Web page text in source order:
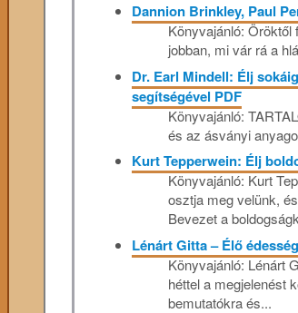
Dannion Brinkley, Paul
Könyvajánló: Öröktől
jobban, mi vár rá a
Dr. Earl Mindell: Élj
segítségével PDF
Könyvajánló:
és az ásványi
Kurt Tepperwein: Élj
Könyvajánló: Kurt
osztja meg velünk,
Bevezet a
Lénárt Gitta – Élő
Könyvajánló: Lénárt
héttel a megjelenést
bemutatókra és...